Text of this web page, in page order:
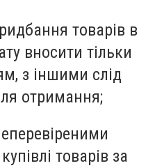
товарів в
вносити тільки
з іншими слід
отримання;
товарів за